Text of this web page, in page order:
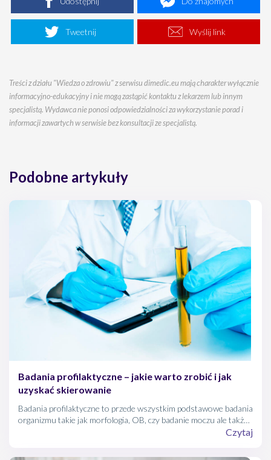
Tweetnij Wyślij link
Treści z działu "Wiedza o zdrowiu" z serwisu dimedic.eu mają charakter wyłącznie
informacyjno-edukacyjny i nie mogą zastąpić kontaktu z lekarzem lub innym
specjalistą. Wydawca nie ponosi odpowiedzialności za wykorzystanie porad i
informacji zawartych w serwisie bez konsultacji ze specjalistą.
Podobne artykuły
Badania profilaktyczne – jakie warto zrobić i jak
uzyskać skierowanie
Badania profilaktyczne to przede wszystkim podstawowe badania
organizmu takie jak morfologia, OB, czy badanie moczu ale także
specjalistyczne badania profilaktyczne związane z wiekiem, płcią,
Czytaj